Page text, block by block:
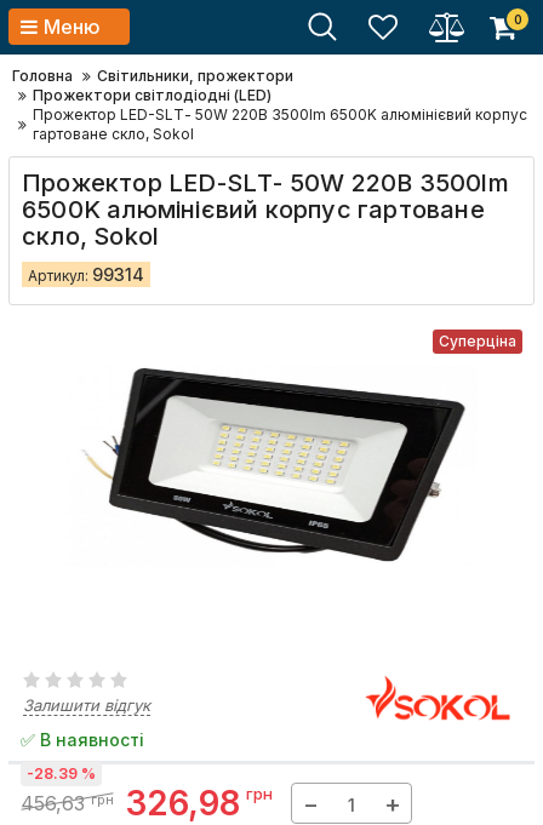
Меню 0
Головна
Світильники, прожектори
Прожектори світлодіодні (LED)
Прожектор LED-SLТ- 50W 220В 3500lm 6500K алюмінієвий корпус
гартоване скло, Sokol
Прожектор LED-SLТ- 50W 220В 3500lm
6500K алюмінієвий корпус гартоване
скло, Sokol
Артикул: 99314
Суперціна
Залишити відгук
✅ В наявності
456,63 грн 326,98 грн
-28.39 %
− +